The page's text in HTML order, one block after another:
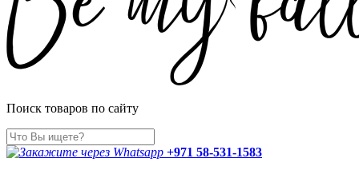
Поиск товаров по сайту
+971 58-531-1583